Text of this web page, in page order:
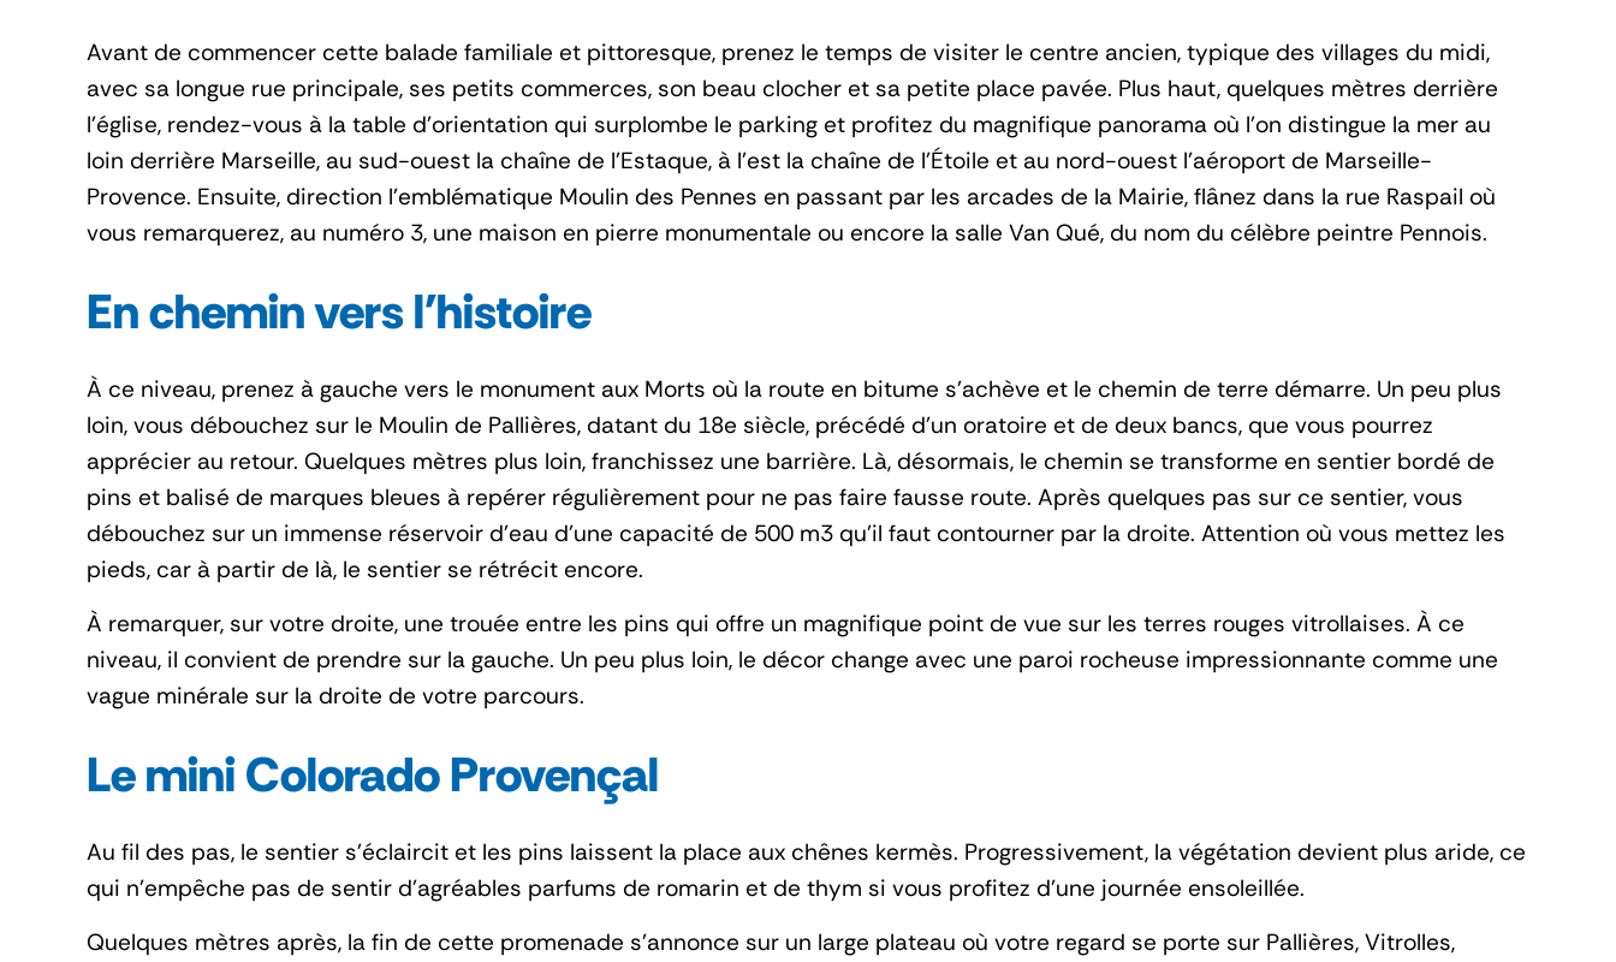
Avant de commencer cette balade familiale et pittoresque, prenez le temps de visiter le centre ancien, typique des villages du midi,
avec sa longue rue principale, ses petits commerces, son beau clocher et sa petite place pavée. Plus haut, quelques mètres derrière
l’église, rendez-vous à la table d’orientation qui surplombe le parking et profitez du magnifique panorama où l’on distingue la mer au
loin derrière Marseille, au sud-ouest la chaîne de l’Estaque, à l’est la chaîne de l’Étoile et au nord-ouest l’aéroport de Marseille-
Provence. Ensuite, direction l’emblématique Moulin des Pennes en passant par les arcades de la Mairie, flânez dans la rue Raspail où
vous remarquerez, au numéro 3, une maison en pierre monumentale ou encore la salle Van Qué, du nom du célèbre peintre Pennois.
En chemin vers l'histoire
À ce niveau, prenez à gauche vers le monument aux Morts où la route en bitume s’achève et le chemin de terre démarre. Un peu plus
loin, vous débouchez sur le Moulin de Pallières, datant du 18e siècle, précédé d’un oratoire et de deux bancs, que vous pourrez
apprécier au retour. Quelques mètres plus loin, franchissez une barrière. Là, désormais, le chemin se transforme en sentier bordé de
pins et balisé de marques bleues à repérer régulièrement pour ne pas faire fausse route. Après quelques pas sur ce sentier, vous
débouchez sur un immense réservoir d’eau d’une capacité de 500 m3 qu’il faut contourner par la droite. Attention où vous mettez les
pieds, car à partir de là, le sentier se rétrécit encore.
À remarquer, sur votre droite, une trouée entre les pins qui offre un magnifique point de vue sur les terres rouges vitrollaises. À ce
niveau, il convient de prendre sur la gauche. Un peu plus loin, le décor change avec une paroi rocheuse impressionnante comme une
vague minérale sur la droite de votre parcours.
Le mini Colorado Provençal
Au fil des pas, le sentier s’éclaircit et les pins laissent la place aux chênes kermès. Progressivement, la végétation devient plus aride, ce
qui n’empêche pas de sentir d’agréables parfums de romarin et de thym si vous profitez d’une journée ensoleillée.
Quelques mètres après, la fin de cette promenade s’annonce sur un large plateau où votre regard se porte sur Pallières, Vitrolles,